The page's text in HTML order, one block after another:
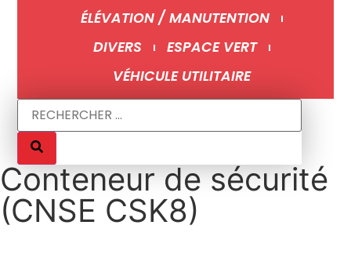
ÉLÉVATION / MANUTENTION
DIVERS
ESPACE VERT
VÉHICULE UTILITAIRE
Conteneur de sécurité
(CNSE CSK8)